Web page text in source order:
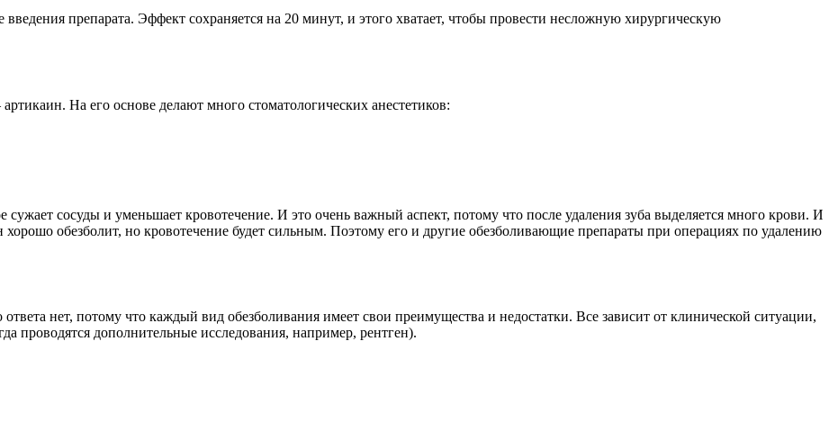
введения препарата. Эффект сохраняется на 20 минут, и этого хватает, чтобы провести несложную хирургическую
На его основе делают много стоматологических анестетиков:
сужает сосуды и уменьшает кровотечение. И это очень важный аспект, потому что после удаления зуба выделяется много крови. И
обезболит, но кровотечение будет сильным. Поэтому его и другие обезболивающие препараты при операциях по удалению
нет, потому что каждый вид обезболивания имеет свои преимущества и недостатки. Все зависит от клинической ситуации,
проводятся дополнительные исследования, например, рентген).